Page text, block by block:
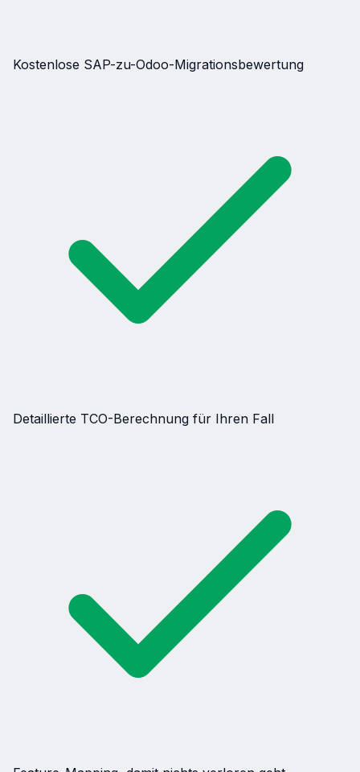
Kostenlose SAP-zu-Odoo-Migrationsbewertung
Detaillierte TCO-Berechnung für Ihren Fall